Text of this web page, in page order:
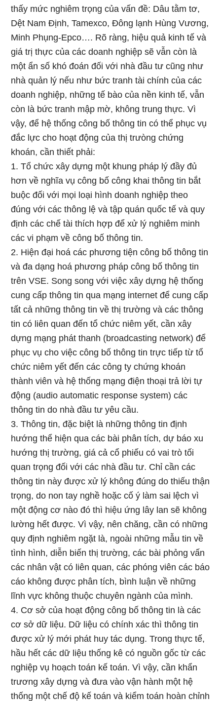
thấy mức nghiêm trọng của vấn đề: Dâu tằm tơ,
Dệt Nam Định, Tamexco, Đông lạnh Hùng Vương,
Minh Phụng-Epco…. Rõ ràng, hiệu quả kinh tế và
giá trị thực của các doanh nghiệp sẽ vẫn còn là
một ẩn số khó đoán đối với nhà đầu tư cũng như
nhà quản lý nếu như bức tranh tài chính của các
doanh nghiệp, những tế bào của nền kinh tế, vẫn
còn là bức tranh mập mờ, không trung thực. Vì
vậy, để hệ thống công bố thông tin có thể phục vụ
đắc lực cho hoạt động của thị trưòng chứng
khoán, cần thiết phải:
1. Tổ chức xây dựng một khung pháp lý đầy đủ
hơn về nghĩa vụ công bố công khai thông tin bắt
buộc đối với mọi loại hình doanh nghiệp theo
đúng với các thông lệ và tập quán quốc tế và quy
định các chế tài thích hợp để xử lý nghiêm minh
các vi phạm về công bố thông tin.
2. Hiện đại hoá các phương tiện công bố thông tin
và đa dạng hoá phương pháp công bố thông tin
trên VSE. Song song với việc xây dựng hệ thống
cung cấp thông tin qua mạng internet để cung cấp
tất cả những thông tin về thị trường và các thông
tin có liên quan đến tổ chức niêm yết, cần xây
dựng mạng phát thanh (broadcasting network) để
phục vụ cho việc công bố thông tin trực tiếp từ tổ
chức niêm yết đến các công ty chứng khoán
thành viên và hệ thống mạng điện thoại trả lời tự
động (audio automatic response system) các
thông tin do nhà đầu tư yêu cầu.
3. Thông tin, đặc biệt là những thông tin định
hướng thể hiện qua các bài phân tích, dự báo xu
hướng thị trường, giá cả cổ phiếu có vai trò tối
quan trọng đối với các nhà đầu tư. Chỉ cần các
thông tin này được xử lý không đúng do thiếu thận
trọng, do non tay nghề hoặc cố ý làm sai lệch vì
một động cơ nào đó thì hiệu ứng lây lan sẽ không
lường hết được. Vì vậy, nên chăng, cần có những
quy định nghiêm ngặt là, ngoài những mẫu tin về
tình hình, diễn biến thị trường, các bài phỏng vấn
các nhân vật có liên quan, các phóng viên các báo
cáo không được phân tích, bình luận về những
lĩnh vực không thuộc chuyên ngành của mình.
4. Cơ sở của hoạt động công bố thông tin là các
cơ sở dữ liệu. Dữ liệu có chính xác thì thông tin
được xử lý mới phát huy tác dụng. Trong thực tế,
hầu hết các dữ liệu thống kê có nguồn gốc từ các
nghiệp vụ hoạch toán kế toán. Vì vậy, cần khẩn
trương xây dựng và đưa vào vận hành một hệ
thống một chế độ kế toán và kiểm toán hoàn chỉnh